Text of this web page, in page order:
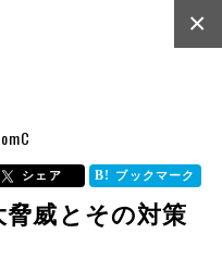
×
シェア ブックマーク
威とその対策